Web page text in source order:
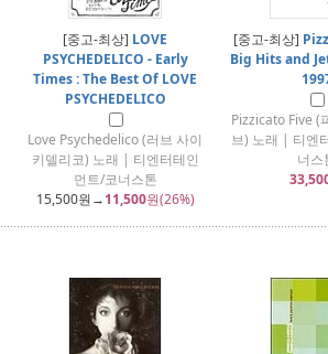
[중고-최상] LOVE
PSYCHEDELICO - Early
Times : The Best Of LOVE
PSYCHEDELICO
Love Psychedelico (러브 사이
키델리코) 노래 | 티엔터테인
먼트/코너스톤
15,500원→11,500원(26%)
[중고-최상]
Big Hits and
Pizzicato Five (
브) 노래 | 티엔
너스